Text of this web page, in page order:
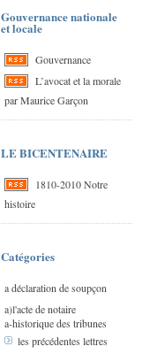
Gouvernance nationale
et locale
Gouvernance
L’avocat et la morale
par Maurice Garçon
LE BICENTENAIRE
1810-2010 Notre
histoire
Catégories
a déclaration de soupçon
a)l'acte de notaire
a-historique des tribunes
les précédentes lettres